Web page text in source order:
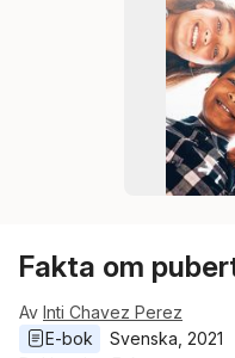
Fakta om
Av Inti Chavez Perez
E-bok
Svenska 2021